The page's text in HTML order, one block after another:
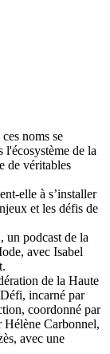
noms se
l'écosystème de la
de véritables
elle à s’installer
et les défis de
un podcast de la
avec Isabel
de la Haute
incarné par
coordonné par
Hélène Carbonnel,
avec une